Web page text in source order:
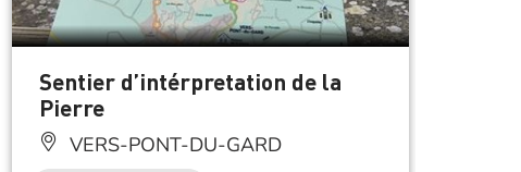
Sentier d’intérpretation de la
Pierre
VERS-PONT-DU-GARD